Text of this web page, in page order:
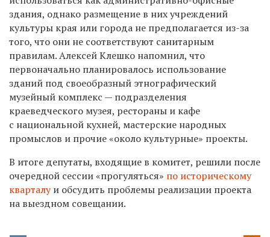
здания, однако размещение в них учреждений
культуры края или города не предполагается из-за
того, что они не соответствуют санитарным
правилам. Алексей Клешко напомнил, что
первоначально планировалось использование
зданий под своеобразный этнографический
музейный комплекс — подразделения
краеведческого музея, рестораны и кафе
с национальной кухней, мастерские народных
промыслов и прочие «около культурные» проекты.
В итоге депутаты, входящие в комитет, решили после
очередной сессии «прогуляться» по историческому
кварталуи обсудить проблемы реализации проекта
на выездном совещании.